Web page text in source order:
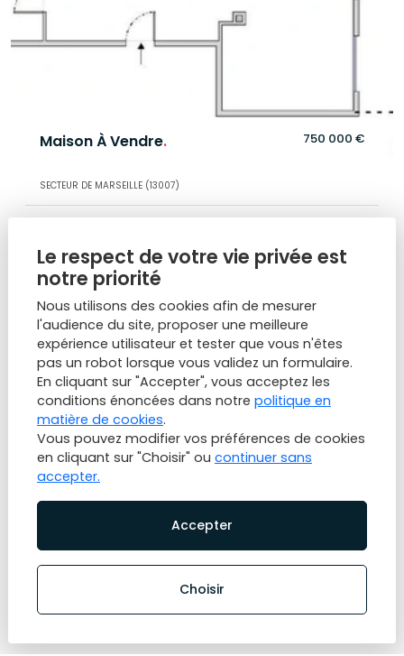
Le respect de votre vie privée est
notre priorité
Nous utilisons des cookies afin de mesurer
l'audience du site, proposer une meilleure
expérience utilisateur et tester que vous n'êtes
pas un robot lorsque vous validez un formulaire.
En cliquant sur "Accepter", vous acceptez les
conditions énoncées dans notre politique en
matière de cookies.
Vous pouvez modifier vos préférences de cookies
en cliquant sur "Choisir" ou continuer sans
accepter.
Accepter
Choisir
Maison À Vendre.
SECTEUR DE MARSEILLE (13007)
750 000 €
SECTEUR DE MARSEILLE (13007)
850 000 €